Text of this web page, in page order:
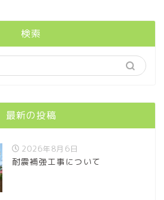
検索
最新の投稿
2026年8月6日
耐震補強工事について